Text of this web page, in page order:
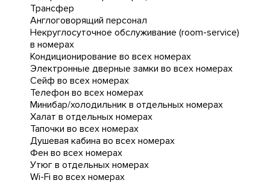
Трансфер
Англоговорящий персонал
Некруглосуточное обслуживание (room-service)
в номерах
Кондиционирование во всех номерах
Электронные дверные замки во всех номерах
Сейф во всех номерах
Телефон во всех номерах
Минибар/холодильник в отдельных номерах
Халат в отдельных номерах
Тапочки во всех номерах
Душевая кабина во всех номерах
Фен во всех номерах
Утюг в отдельных номерах
Wi-Fi во всех номерах